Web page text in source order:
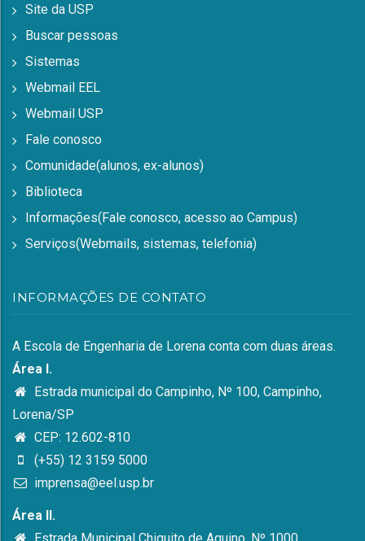
Site da USP
Buscar pessoas
Sistemas
Webmail EEL
Webmail USP
Fale conosco
Comunidade(alunos, ex-alunos)
Biblioteca
Informações(Fale conosco, acesso ao Campus)
Serviços(Webmails, sistemas, telefonia)
INFORMAÇÕES DE CONTATO
A Escola de Engenharia de Lorena conta com duas áreas.
Área I.
Estrada municipal do Campinho, Nº 100, Campinho,
Lorena/SP
CEP: 12.602-810
(+55) 12 3159 5000
imprensa@eel.usp.br
Área II.